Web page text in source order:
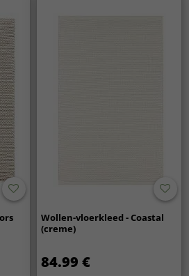
Wollen-vloerkleed - Coastal
(creme)
84.99 €